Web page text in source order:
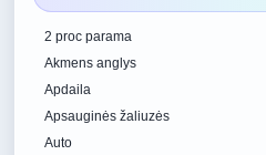
2 proc parama
Akmens anglys
Apdaila
Apsauginės žaliuzės
Auto